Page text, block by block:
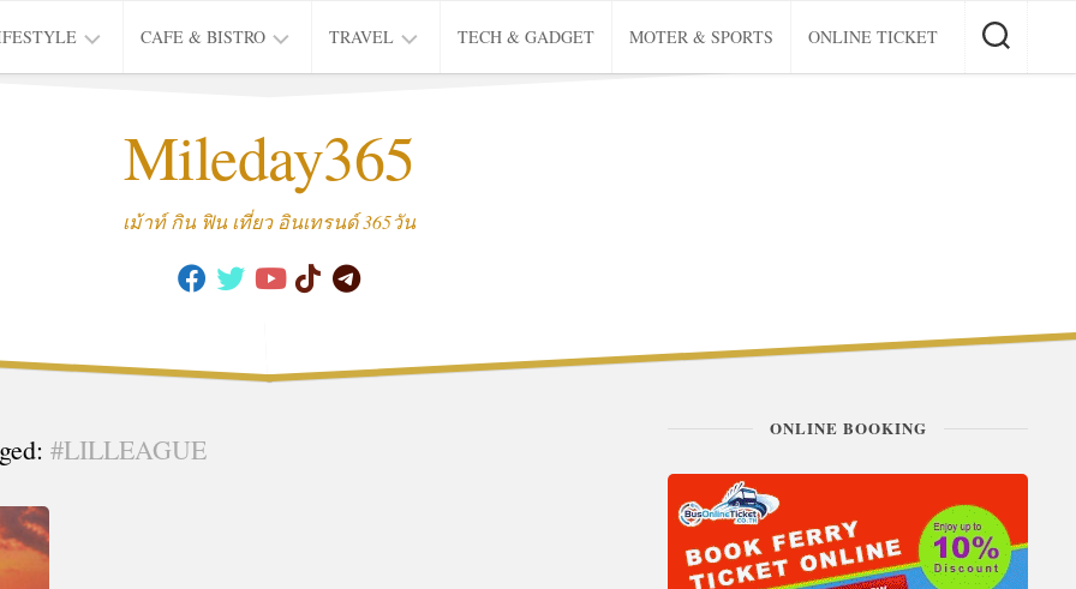
CAFE & BISTRO
CAFE
TRAVEL
THAI
TRIP
TECH & GADGET MOTER & SPORTS ONLINE TICKET
Mileday365
เม้าท์ กิน ฟิน เที่ยว อินเทรนด์ 365วัน
#LILLEAGUE
ONLINE BOOKING